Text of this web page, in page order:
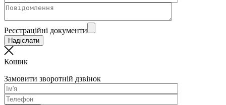
Реєстраційні документи
Кошик
Замовити зворотній дзвінок